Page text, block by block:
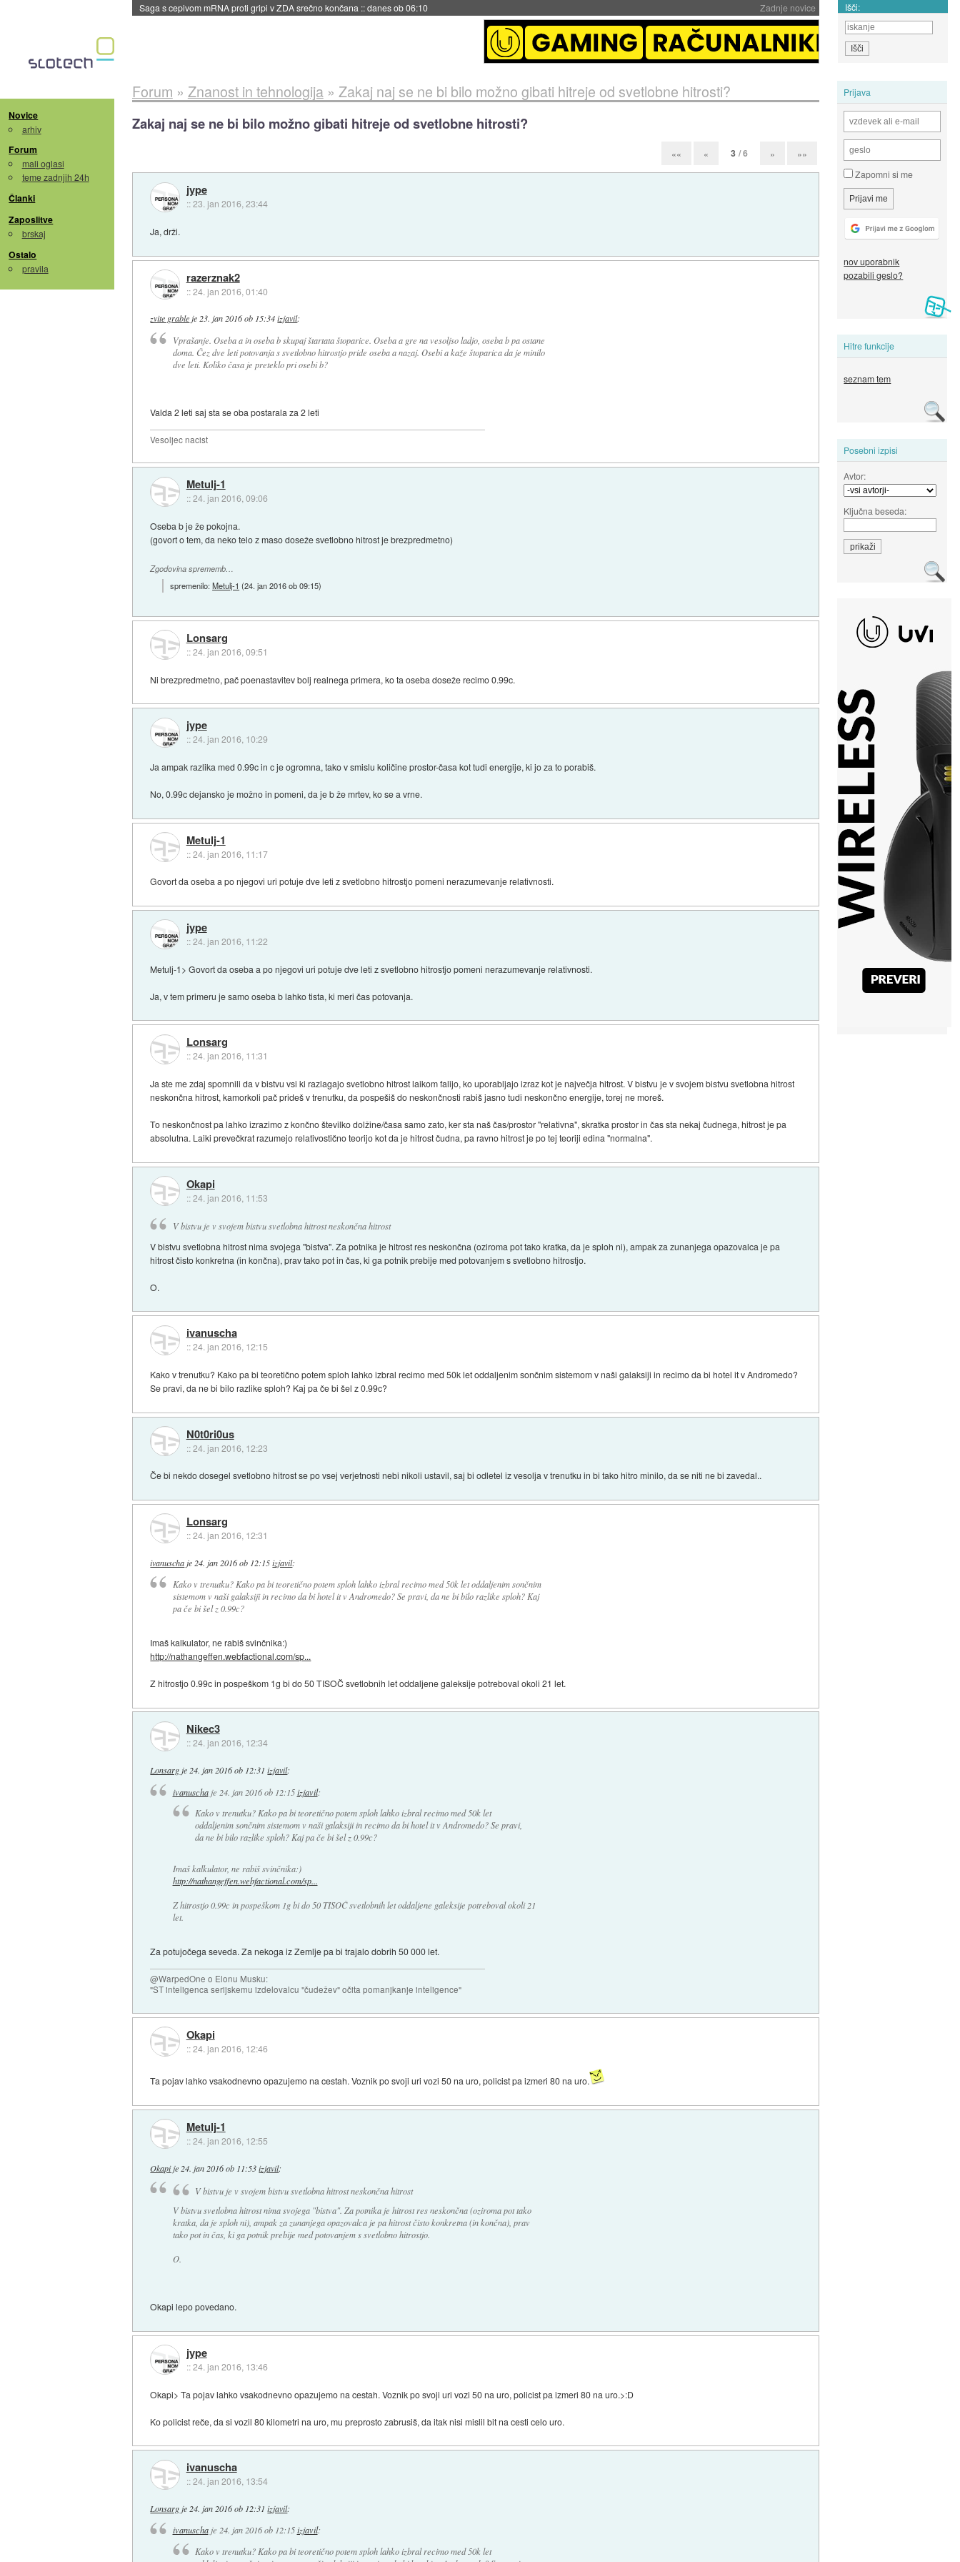
Zadnje novice
BMW v vozilih začel predvajati reklame::danes ob 06:09 Išči:
Novice
arhiv
Forum
mali oglasi
teme zadnjih 24h
Članki
Zaposlitve
brskaj
Ostalo
pravila
Prijava
Zapomni si me
nov uporabnik
pozabili geslo?
Hitre funkcije
seznam tem
Posebni izpisi
Avtor:
Ključna beseda:
Forum » Znanost in tehnologija» Zakaj naj se ne bi bilo možno gibati hitreje od svetlobne hitrosti?
Zakaj naj se ne bi bilo možno gibati hitreje od svetlobne hitrosti?
«« « 3 / 6 » »»
jype
::23. jan 2016, 23:44
Ja, drži.
razerznak2
::24. jan 2016, 01:40
zvite grableje23. jan 2016 ob 15:34 izjavil:
Vprašanje. Oseba a in oseba b skupaj štartata štoparice. Oseba a gre na vesoljso ladjo, oseba b pa ostane
doma. Čez dve leti potovanja s svetlobno hitrostjo pride oseba a nazaj. Osebi a kaže štoparica da je minilo
dve leti. Koliko časa je preteklo pri osebi b?
Valda 2 leti saj sta se oba postarala za 2 leti
Vesoljec nacist
Metulj-1
::24. jan 2016, 09:06
Oseba b je že pokojna.
(govort o tem, da neko telo z maso doseže svetlobno hitrost je brezpredmetno)
Zgodovina sprememb…
spremenilo:Metulj-1 (24. jan 2016 ob 09:15)
Lonsarg
::24. jan 2016, 09:51
Ni brezpredmetno, pač poenastavitev bolj realnega primera, ko ta oseba doseže recimo 0.99c.
jype
::24. jan 2016, 10:29
Ja ampak razlika med 0.99c in c je ogromna, tako v smislu količine prostor-časa kot tudi energije, ki jo za to porabiš.
No, 0.99c dejansko je možno in pomeni, da je b že mrtev, ko se a vrne.
Metulj-1
::24. jan 2016, 11:17
Govort da oseba a po njegovi uri potuje dve leti z svetlobno hitrostjo pomeni nerazumevanje relativnosti.
jype
::24. jan 2016, 11:22
Metulj-1> Govort da oseba a po njegovi uri potuje dve leti z svetlobno hitrostjo pomeni nerazumevanje relativnosti.
Ja, v tem primeru je samo oseba b lahko tista, ki meri čas potovanja.
Lonsarg
::24. jan 2016, 11:31
Ja ste me zdaj spomnili da v bistvu vsi ki razlagajo svetlobno hitrost laikom falijo, ko uporabljajo izraz kot je največja hitrost. V bistvu je v svojem bistvu svetlobna hitrost
neskončna hitrost, kamorkoli pač prideš v trenutku, da pospešiš do neskončnosti rabiš jasno tudi neskončno energije, torej ne moreš.
To neskončnost pa lahko izrazimo z končno številko dolžine/časa samo zato, ker sta naš čas/prostor "relativna", skratka prostor in čas sta nekaj čudnega, hitrost je pa
absolutna. Laiki prevečkrat razumejo relativostično teorijo kot da je hitrost čudna, pa ravno hitrost je po tej teoriji edina "normalna".
Okapi
::24. jan 2016, 11:53
V bistvu je v svojem bistvu svetlobna hitrost neskončna hitrost
V bistvu svetlobna hitrost nima svojega "bistva". Za potnika je hitrost res neskončna (oziroma pot tako kratka, da je sploh ni), ampak za zunanjega opazovalca je pa
hitrost čisto konkretna (in končna), prav tako pot in čas, ki ga potnik prebije med potovanjem s svetlobno hitrostjo.
O.
ivanuscha
::24. jan 2016, 12:15
Kako v trenutku? Kako pa bi teoretično potem sploh lahko izbral recimo med 50k let oddaljenim sončnim sistemom v naši galaksiji in recimo da bi hotel it v Andromedo?
Se pravi, da ne bi bilo razlike sploh? Kaj pa če bi šel z 0.99c?
N0t0ri0us
::24. jan 2016, 12:23
Če bi nekdo dosegel svetlobno hitrost se po vsej verjetnosti nebi nikoli ustavil, saj bi odletel iz vesolja v trenutku in bi tako hitro minilo, da se niti ne bi zavedal..
Lonsarg
::24. jan 2016, 12:31
ivanuscha je 24. jan 2016 ob 12:15 izjavil:
Kako v trenutku? Kako pa bi teoretično potem sploh lahko izbral recimo med 50k let oddaljenim sončnim
sistemom v naši galaksiji in recimo da bi hotel it v Andromedo? Se pravi, da ne bi bilo razlike sploh? Kaj
pa če bi šel z 0.99c?
Imaš kalkulator, ne rabiš svinčnika:)
http://nathangeffen.webfactional.com/sp...
Z hitrostjo 0.99c in pospeškom 1g bi do 50 TISOČ svetlobnih let oddaljene galeksije potreboval okoli 21 let.
Nikec3
::24. jan 2016, 12:34
Lonsarg je 24. jan 2016 ob 12:31 izjavil:
ivanuschaje 24. jan 2016 ob 12:15 izjavil:
Kako v trenutku? Kako pa bi teoretično potem sploh lahko izbral recimo med 50k let
oddaljenim sončnim sistemom v naši galaksiji in recimo da bi hotel it v Andromedo? Se pravi,
da ne bi bilo razlike sploh? Kaj pa če bi šel z 0.99c?
Imaš kalkulator, ne rabiš svinčnika:)
http://nathangeffen.webfactional.com/sp...
Z hitrostjo 0.99c in pospeškom 1g bi do 50 TISOČ svetlobnih let oddaljene galeksije potreboval okoli 21
let.
Za potujočega seveda. Za nekoga iz Zemlje pa bi trajalo dobrih 50 000 let.
@WarpedOne o Elonu Musku:
"ST inteligenca serijskemu izdelovalcu "čudežev" očita pomanjkanje inteligence"
Okapi
::24. jan 2016, 12:46
Ta pojav lahko vsakodnevno opazujemo na cestah. Voznik po svoji uri vozi 50 na uro, policist pa izmeri 80 na uro.
Metulj-1
::24. jan 2016, 12:55
Okapije 24. jan 2016 ob 11:53 izjavil:
V bistvu je v svojem bistvu svetlobna hitrost neskončna hitrost
V bistvu svetlobna hitrost nima svojega "bistva". Za potnika je hitrost res neskončna (oziroma pot tako
kratka, da je sploh ni), ampak za zunanjega opazovalca je pa hitrost čisto konkretna (in končna), prav
tako pot in čas, ki ga potnik prebije med potovanjem s svetlobno hitrostjo.
O.
Okapi lepo povedano.
jype
::24. jan 2016, 13:46
Okapi> Ta pojav lahko vsakodnevno opazujemo na cestah. Voznik po svoji uri vozi 50 na uro, policist pa izmeri 80 na uro.>:D
Ko policist reče, da si vozil 80 kilometri na uro, mu preprosto zabrusiš, da itak nisi mislil bit na cesti celo uro.
ivanuscha
::24. jan 2016, 13:54
Lonsarg je 24. jan 2016 ob 12:31 izjavil:
ivanuschaje 24. jan 2016 ob 12:15 izjavil:
Kako v trenutku? Kako pa bi teoretično potem sploh lahko izbral recimo med 50k let